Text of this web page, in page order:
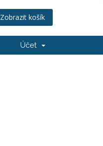
Zobrazit košík
Účet